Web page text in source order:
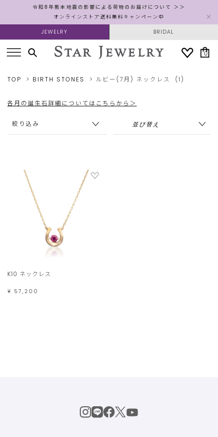
令和8年熊本地震の影響による荷物のお届けについて ＞＞
オンラインストア送料無料キャンペーン中
JEWELRY BRIDAL
0
TOP BIRTH STONES ルビー(7月) ネックレス (1)
各月の誕生石詳細についてはこちらから＞
絞り込み
K10 ネックレス
¥ 57,200